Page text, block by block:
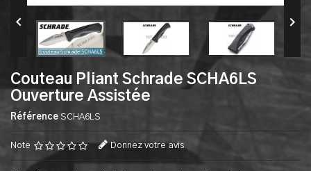
 
Couteau Pliant Schrade SCHA6LS
Ouverture Assistée
Référence SCHA6LS
Note Donnez votre avis